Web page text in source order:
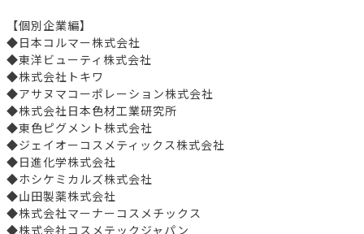
【個別企業編】
◆日本コルマー株式会社
◆東洋ビューティ株式会社
◆株式会社トキワ
◆アサヌマコーポレーション株式会社
◆株式会社日本色材工業研究所
◆東色ピグメント株式会社
◆ジェイオーコスメティックス株式会社
◆日進化学株式会社
◆ホシケミカルズ株式会社
◆山田製薬株式会社
◆株式会社マーナーコスメチックス
◆株式会社コスメテックジャパン